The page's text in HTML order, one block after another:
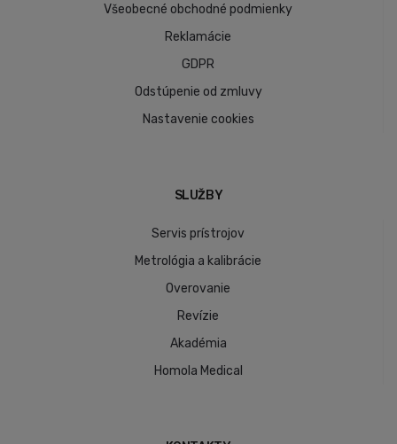
Všeobecné obchodné podmienky
Reklamácie
GDPR
Odstúpenie od zmluvy
Nastavenie cookies
SLUŽBY
Servis prístrojov
Metrológia a kalibrácie
Overovanie
Revízie
Akadémia
Homola Medical